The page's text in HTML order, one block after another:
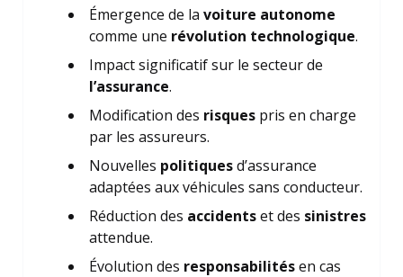
Émergence de la voiture autonome
comme une révolution technologique.
Impact significatif sur le secteur de
l’assurance.
Modification des risques pris en charge
par les assureurs.
Nouvelles politiquesd’assurance
adaptées aux véhicules sans conducteur.
Réduction des accidentset des sinistres
attendue.
Évolution des responsabilitésen cas